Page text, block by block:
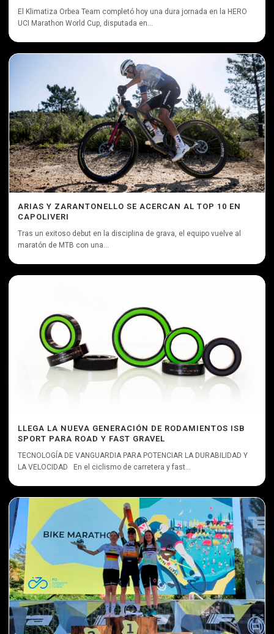
El Klimatiza Orbea Team completó hoy una dura jornada en la HERO
UCI Marathon World Cup, disputada en...
ARIAS Y ZARANTONELLO SE ACERCAN AL TOP 10 EN
CAPOLIVERI
Tras un exitoso debut en la disciplina de grava, el equipo vuelve al
maratón de MTB con una...
LLEGA LA NUEVA GENERACIÓN DE RODAMIENTOS ISB
SPORT PARA ROAD Y FAST GRAVEL
TECNOLOGÍA DE VANGUARDIA PARA POTENCIAR LA DURABILIDAD Y
LA VELOCIDAD En el ciclismo de carretera y fast...